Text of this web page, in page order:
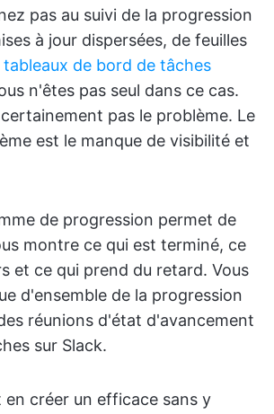
pas au suivi de la progression
à jour dispersées, de feuilles
tableaux de bord de tâches
n'êtes pas seul dans ce cas.
pas le problème. Le
est le manque de visibilité et
de progression permet de
montre ce qui est terminé, ce
et ce qui prend du retard. Vous
d'ensemble de la progression
réunions d'état d'avancement
sur Slack.
en créer un efficace sans y